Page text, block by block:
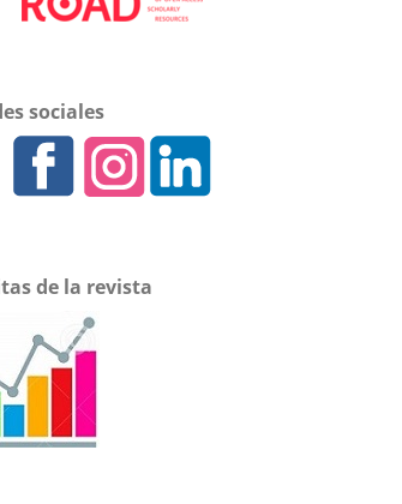
sociales
de la revista